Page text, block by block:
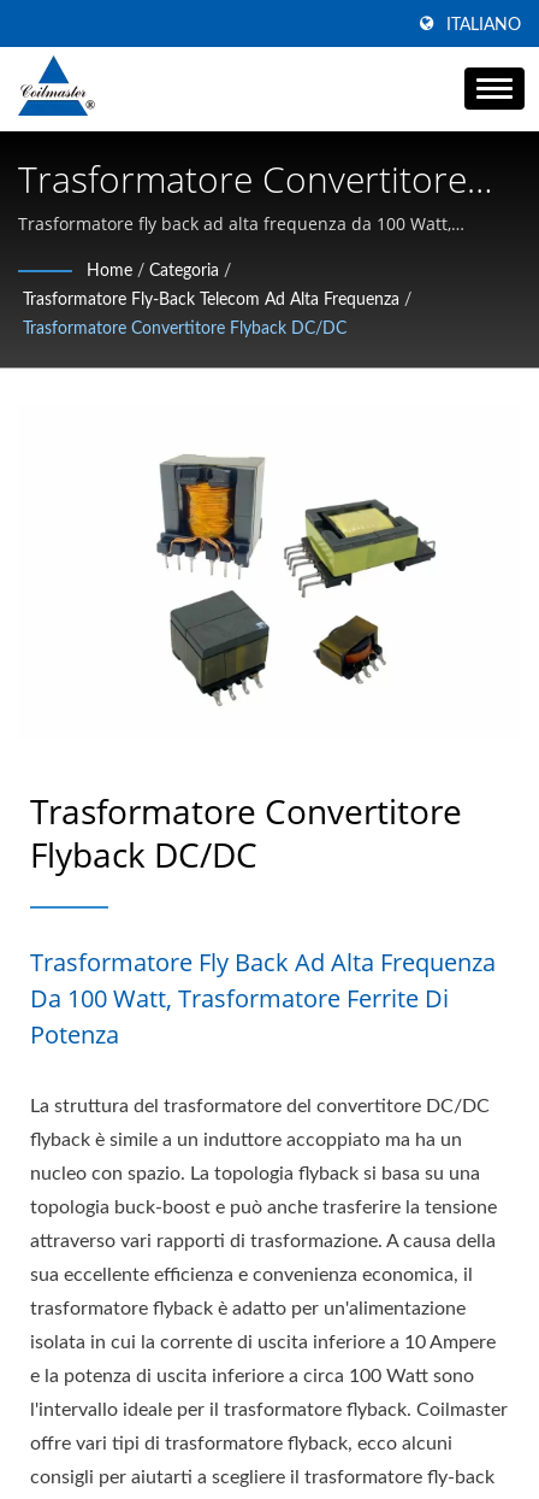
ITALIANO
Trasformatore Convertitore
Flyback DC/DC | Produttore Di
Induttori Di Potenza Ad Alta
Corrente | Coilmaster
Electronics
Trasformatore fly back ad alta frequenza da 100 Watt,
SMD ad alta corrente, chokes a modo comune e magnetici ad
alta frequenza
Home / Categoria /
Trasformatore Fly-Back Telecom Ad Alta Frequenza /
Trasformatore Convertitore Flyback DC/DC
Trasformatore Convertitore
Flyback DC/DC
Trasformatore Fly Back Ad Alta Frequenza
Da 100 Watt, Trasformatore Ferrite Di
Potenza
La struttura del trasformatore del convertitore DC/DC
flyback è simile a un induttore accoppiato ma ha un
nucleo con spazio. La topologia flyback si basa su una
topologia buck-boost e può anche trasferire la tensione
attraverso vari rapporti di trasformazione. A causa della
sua eccellente efficienza e convenienza economica, il
trasformatore flyback è adatto per un'alimentazione
isolata in cui la corrente di uscita inferiore a 10 Ampere
e la potenza di uscita inferiore a circa 100 Watt sono
l'intervallo ideale per il trasformatore flyback. Coilmaster
offre vari tipi di trasformatore flyback, ecco alcuni
consigli per aiutarti a scegliere il trasformatore fly-back